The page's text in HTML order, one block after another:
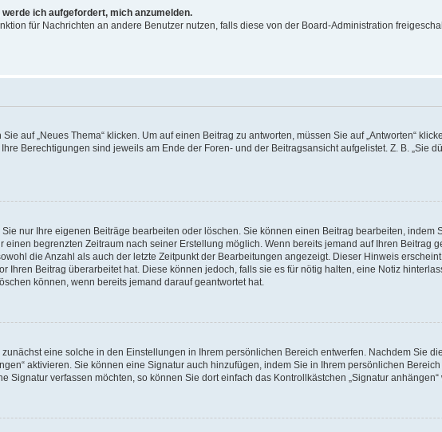
ich aufgefordert, mich anzumelden.
für Nachrichten an andere Benutzer nutzen, falls diese von der Board-Administration
auf „Neues Thema“ klicken. Um auf einen Beitrag zu antworten, müssen Sie auf „Antworten“
Berechtigungen sind jeweils am Ende der Foren- und der Beitragsansicht aufgelistet. Z. B. „Sie
nur Ihre eigenen Beiträge bearbeiten oder löschen. Sie können einen Beitrag bearbeiten, indem
begrenzten Zeitraum nach seiner Erstellung möglich. Wenn bereits jemand auf Ihren Beitrag
die Anzahl als auch der letzte Zeitpunkt der Bearbeitungen angezeigt. Dieser Hinweis
Ihren Beitrag überarbeitet hat. Diese können jedoch, falls sie es für nötig halten, eine Notiz
können, wenn bereits jemand darauf geantwortet hat.
eine solche in den Einstellungen in Ihrem persönlichen Bereich entwerfen. Nachdem Sie
aktivieren. Sie können eine Signatur auch hinzufügen, indem Sie in Ihrem persönlichen
verfassen möchten, so können Sie dort einfach das Kontrollkästchen „Signatur anhängen“